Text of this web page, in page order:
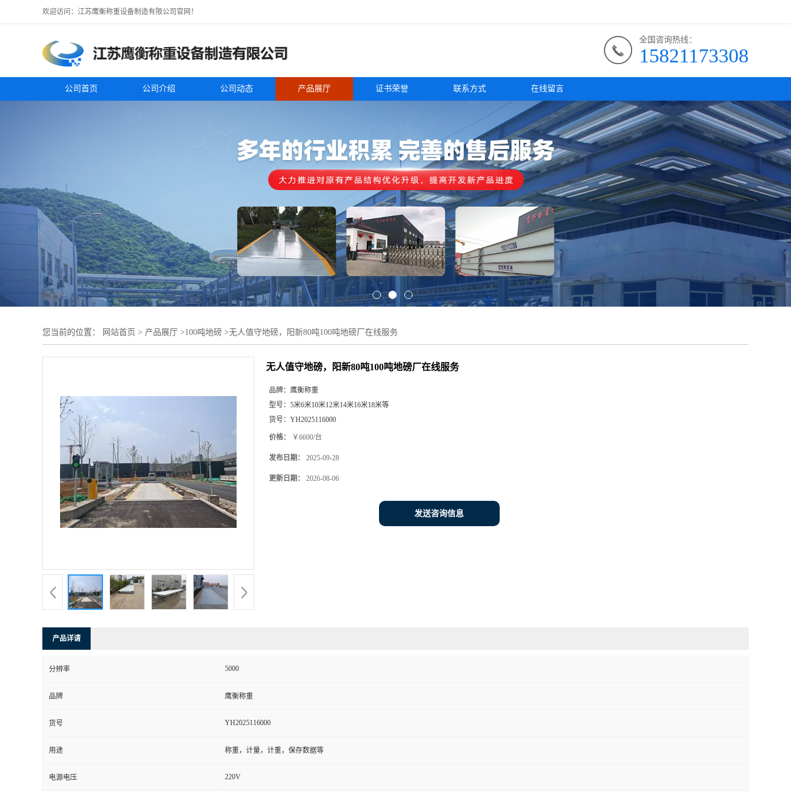
欢迎访问：江苏鹰衡称重设备制造有限公司官网！
全国咨询热线：
15821173308
公司首页 公司介绍 公司动态 产品展厅 证书荣誉 联系方式 在线留言
您当前的位置： 网站首页 > 产品展厅 >100吨地磅 >无人值守地磅，阳新80吨100吨地磅厂在线服务
无人值守地磅，阳新80吨100吨地磅厂在线服务
品牌： 鹰衡称重
型号： 5米6米10米12米14米16米18米等
货号： YH2025116000
价格： ￥6600/台
发布日期： 2025-09-28
更新日期： 2026-08-06
发送咨询信息
产品详请
分辨率 5000
品牌 鹰衡称重
货号 YH2025116000
用途 称重，计量，计重，保存数据等
电源电压 220V